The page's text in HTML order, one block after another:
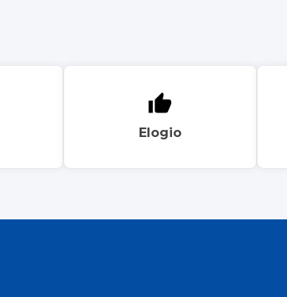
Elogio